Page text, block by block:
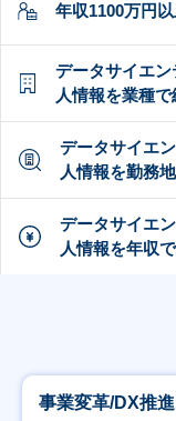
年収1100万円
データサイエ
人情報を業種
データサイエ
人情報を勤務
データサイエ
人情報を年収
事業変革/DX推